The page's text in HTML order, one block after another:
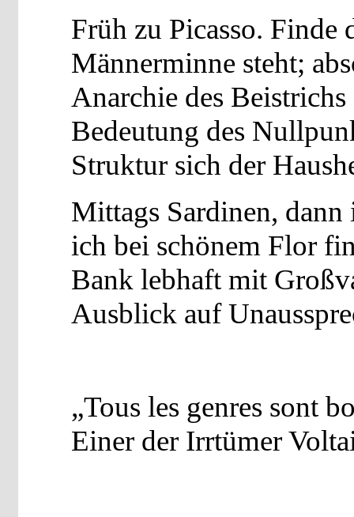
Früh zu Picasso. Finde
Männerminne steht;
Anarchie des
Bedeutung des
Struktur sich der
Mittags Sardinen, dann
ich bei schönem Flor
Bank lebhaft mit
Ausblick auf
„Tous les genres sont
Einer der Irrtümer